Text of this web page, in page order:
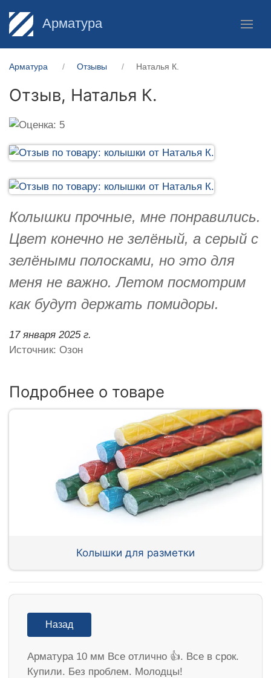
Арматура
Арматура Отзывы Наталья К.
Отзыв, Наталья К.
Колышки прочные, мне понравились.
Цвет конечно не зелёный, а серый с
зелёными полосками, но это для
меня не важно. Летом посмотрим
как будут держать помидоры.
17 января 2025 г.
Источник: Озон
Подробнее о товаре
Колышки для разметки
Назад
Арматура 10 мм Все отлично 👍. Все в срок.
Купили. Без проблем. Молодцы!